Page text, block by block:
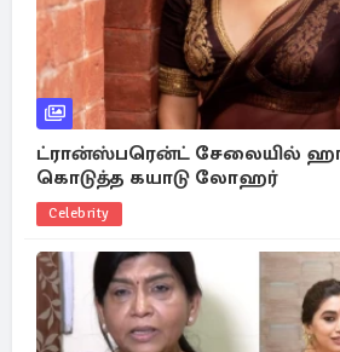
ட்ரான்ஸ்பரென்ட் சேலையில்
கொடுத்த கயாடு லோஹர்
Celebrity